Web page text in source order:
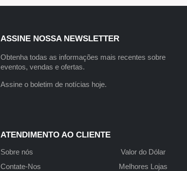
ASSINE NOSSA NEWSLETTER
Obtenha todas as informações mais recentes sobre
eventos, vendas e ofertas.
Assine o boletim de notícias hoje.
ATENDIMENTO AO CLIENTE
Sobre nós
Valor do Dólar
Contate-Nos
Melhores Lojas